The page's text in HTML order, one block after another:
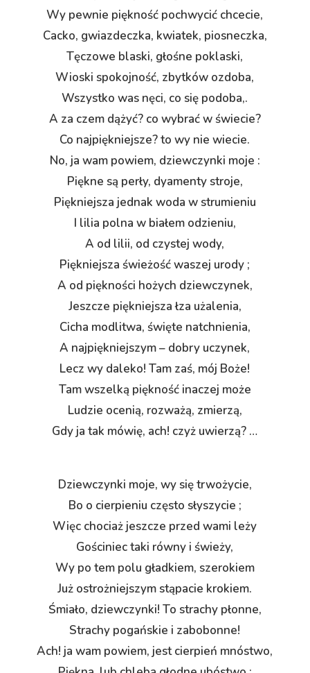
Wy pewnie piękność pochwycić chcecie,
Cacko, gwiazdeczka, kwiatek, piosneczka,
Tęczowe blaski, głośne poklaski,
Wioski spokojność, zbytków ozdoba,
Wszystko was nęci, co się podoba,.
A za czem dążyć? co wybrać w świecie?
Co najpiękniejsze? to wy nie wiecie.
No, ja wam powiem, dziewczynki moje :
Piękne są perły, dyamenty stroje,
Piękniejsza jednak woda w strumieniu
I lilia polna w białem odzieniu,
A od lilii, od czystej wody,
Piękniejsza świeżość waszej urody ;
A od piękności hożych dziewczynek,
Jeszcze piękniejsza łza użalenia,
Cicha modlitwa, święte natchnienia,
A najpiękniejszym – dobry uczynek,
Lecz wy daleko! Tam zaś, mój Boże!
Tam wszelką piękność inaczej może
Ludzie ocenią, rozważą, zmierzą,
Gdy ja tak mówię, ach! czyż uwierzą? …
Dziewczynki moje, wy się trwożycie,
Bo o cierpieniu często słyszycie ;
Więc chociaż jeszcze przed wami leży
Gościniec taki równy i świeży,
Wy po tem polu gładkiem, szerokiem
Już ostrożniejszym stąpacie krokiem.
Śmiało, dziewczynki! To strachy płonne,
Strachy pogańskie i zabobonne!
Ach! ja wam powiem, jest cierpień mnóstwo,